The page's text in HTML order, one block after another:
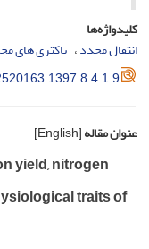
کلیدواژه‌ها
انتقال مجدد باکتری های
عنوان مقاله[English]
yield, nitrogen
traits of